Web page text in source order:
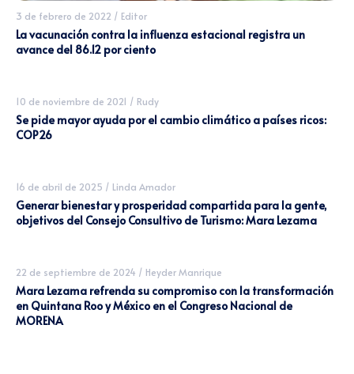
3 de febrero de 2022 / Editor
La vacunación contra la influenza estacional registra un
avance del 86.12 por ciento
10 de noviembre de 2021 / Rudy
Se pide mayor ayuda por el cambio climático a países ricos:
COP26
16 de abril de 2025 / Linda Amador
Generar bienestar y prosperidad compartida para la gente,
objetivos del Consejo Consultivo de Turismo: Mara Lezama
22 de septiembre de 2024 / Heyder Manrique
Mara Lezama refrenda su compromiso con la transformación
en Quintana Roo y México en el Congreso Nacional de
MORENA